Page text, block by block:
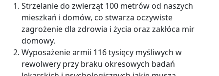
Strzelanie do zwierząt 100 metrów od naszych
mieszkań i domów, co stwarza oczywiste
zagrożenie dla zdrowia i życia oraz zakłóca mir
domowy.
Wyposażenie armii 116 tysięcy myśliwych w
rewolwery przy braku okresowych badań